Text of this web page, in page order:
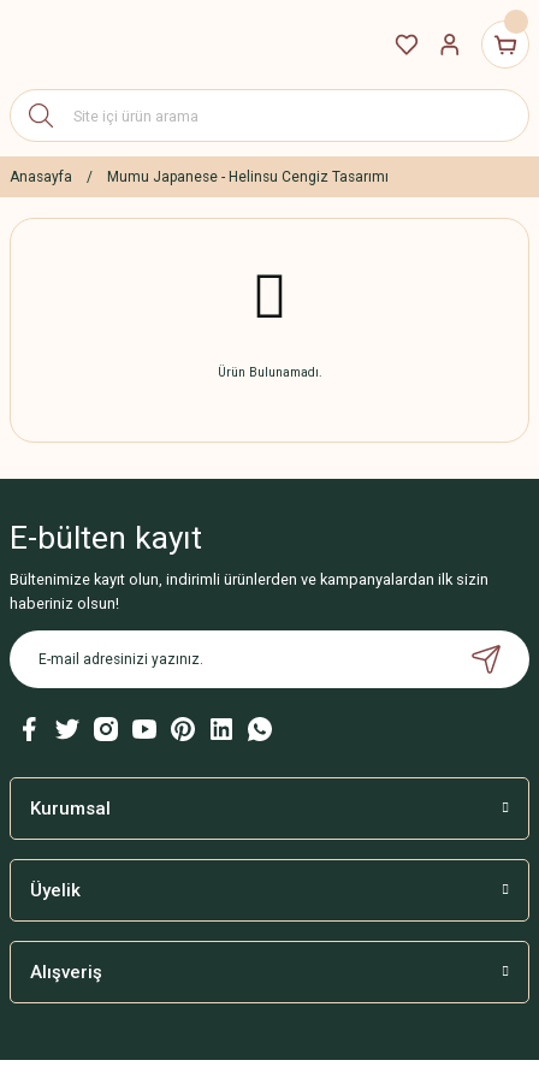
Anasayfa Mumu Japanese - Helinsu Cengiz Tasarımı
Ürün Bulunamadı.
E-bülten kayıt
Bültenimize kayıt olun, indirimli ürünlerden ve kampanyalardan ilk sizin
haberiniz olsun!
Kurumsal
Üyelik
Alışveriş